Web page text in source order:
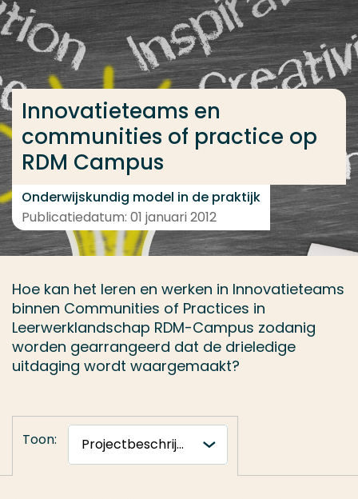
Ga direct naar de content
... > Projectbeschrijving
Innovatieteams en
communities of practice op
RDM Campus
Onderwijskundig model in de praktijk
Publicatiedatum: 01 januari 2012
Hoe kan het leren en werken in Innovatieteams
binnen Communities of Practices in
Leerwerklandschap RDM-Campus zodanig
worden gearrangeerd dat de drieledige
uitdaging wordt waargemaakt?
Toon:
Veel gezocht
Opleiding
Contact